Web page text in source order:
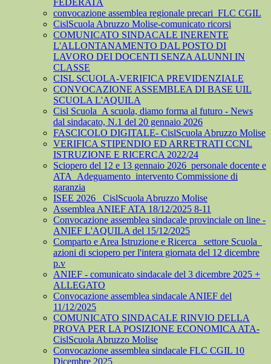
FEDERATA
convocazione assemblea regionale precari_FLC CGIL
CislScuola Abruzzo Molise-comunicato ricorsi
COMUNICATO SINDACALE INERENTE
L'ALLONTANAMENTO DAL POSTO DI
LAVORO DEI DOCENTI SENZA ALUNNI IN
CLASSE
CISL SCUOLA-VERIFICA PREVIDENZIALE
CONVOCAZIONE ASSEMBLEA DI BASE UIL
SCUOLA L'AQUILA
Cisl Scuola_A scuola, diamo forma al futuro - News
dal sindacato, N.1 del 20 gennaio 2026
FASCICOLO DIGITALE- CislScuola Abruzzo Molise
VERIFICA STIPENDIO ED ARRETRATI CCNL
ISTRUZIONE E RICERCA 2022/24
Sciopero del 12 e 13 gennaio 2026_personale docente e
ATA_Adeguamento_intervento Commissione di
garanzia
ISEE 2026_ CislScuola Abruzzo Molise
Assemblea ANIEF ATA 18/12/2025 8-11
Convocazione assemblea sindacale provinciale on line -
ANIEF L'AQUILA del 15/12/2025
Comparto e Area Istruzione e Ricerca_ settore Scuola_
azioni di sciopero per l'intera giornata del 12 dicembre
p.v
ANIEF - comunicato sindacale del 3 dicembre 2025 +
ALLEGATO
Convocazione assemblea sindacale ANIEF del
11/12/2025
COMUNICATO SINDACALE RINVIO DELLA
PROVA PER LA POSIZIONE ECONOMICA ATA-
CislScuola Abruzzo Molise
Convocazione assemblea sindacale FLC CGIL 10
Dicembre 2025